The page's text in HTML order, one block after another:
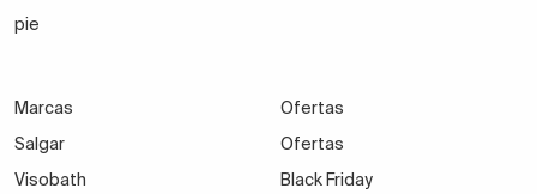
pie
Marcas
Salgar
Visobath
Ofertas
Ofertas
Black Friday